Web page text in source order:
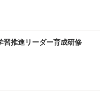
習推進リーダー育成研修